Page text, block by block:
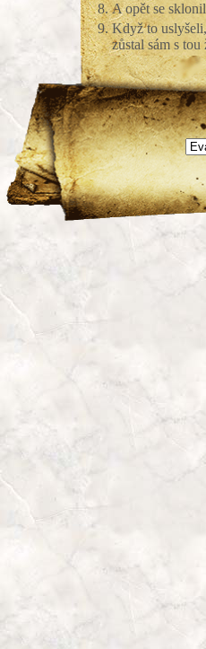
8. A opět se
9. Když to
zůstal sám s